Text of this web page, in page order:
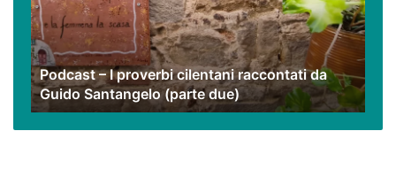
raccontati
da
Guido
Santangelo
(parte
due)
Podcast – I proverbi cilentani raccontati da
Guido Santangelo (parte due)